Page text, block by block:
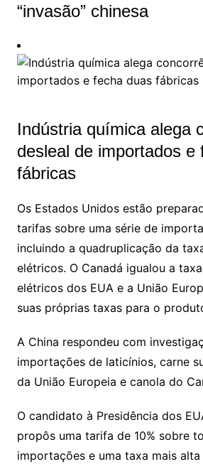
“invasão” chinesa
Indústria química alega
desleal de importados e
fábricas
Os Estados Unidos estão
tarifas sobre uma série de
incluindo a quadruplicação da
elétricos. O Canadá igualou a
elétricos dos EUA e a União
suas próprias taxas para o
A China respondeu com
importações de laticínios, carne
da União Europeia e canola do
O candidato à Presidência dos
propôs uma tarifa de 10% sobre
importações e uma taxa mais alta